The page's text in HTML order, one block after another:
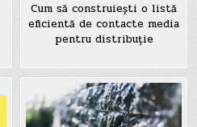
Cum să construiești o listă
eficientă de contacte media
pentru distribuție